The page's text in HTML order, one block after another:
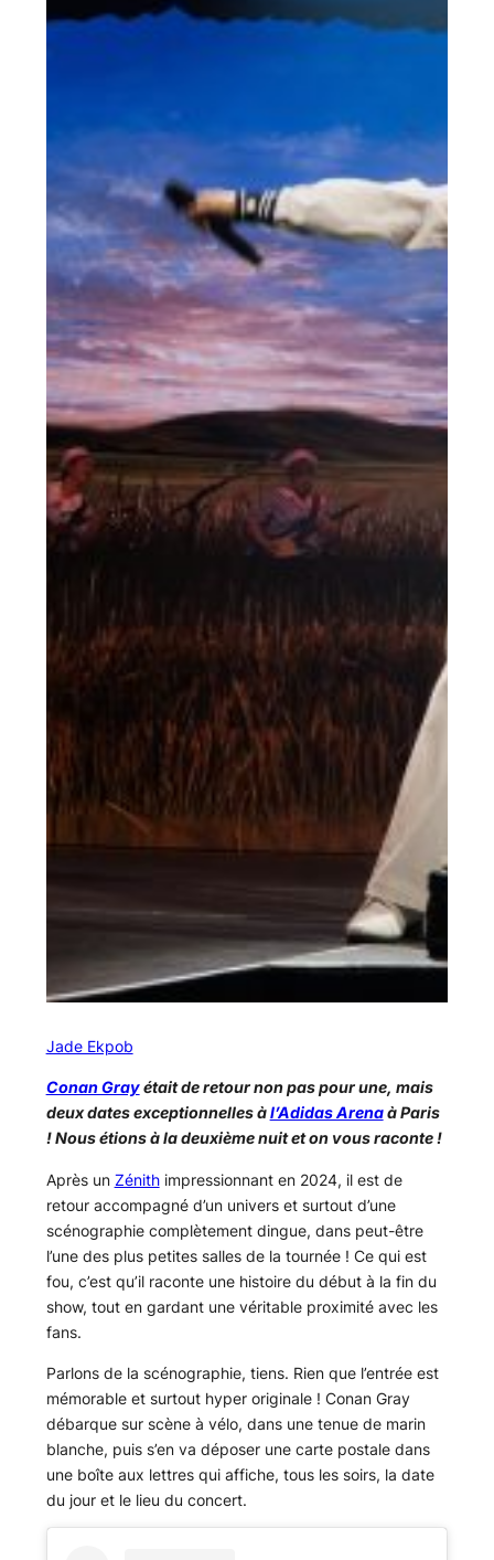
Jade Ekpob
Conan Grayétait de retour non pas pour une, mais
deux dates exceptionnelles àl’Adidas Arenaà Paris
! Nous étions à la deuxième nuit et on vous raconte !
Après un Zénithimpressionnant en 2024, il est de
retour accompagné d’un univers et surtout d’une
scénographie complètement dingue, dans peut-être
l’une des plus petites salles de la tournée ! Ce qui est
fou, c’est qu’il raconte une histoire du début à la fin du
show, tout en gardant une véritable proximité avec les
fans.
Parlons de la scénographie, tiens. Rien que l’entrée est
mémorable et surtout hyper originale ! Conan Gray
débarque sur scène à vélo, dans une tenue de marin
blanche, puis s’en va déposer une carte postale dans
une boîte aux lettres qui affiche, tous les soirs, la date
du jour et le lieu du concert.